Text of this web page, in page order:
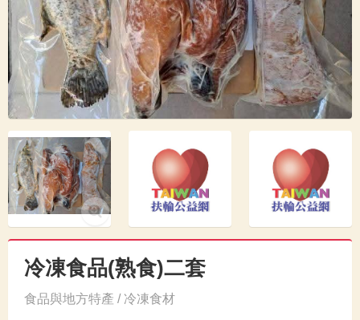
冷凍食品(熟食)二套
食品與地方特產 / 冷凍食材